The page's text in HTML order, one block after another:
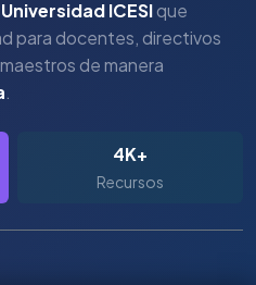
Universidad ICESIque
para docentes, directivos
de manera
.
4K+
Recursos